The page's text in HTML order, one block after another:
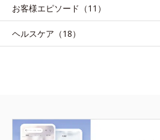
お客様エピソード（11）
ヘルスケア（18）